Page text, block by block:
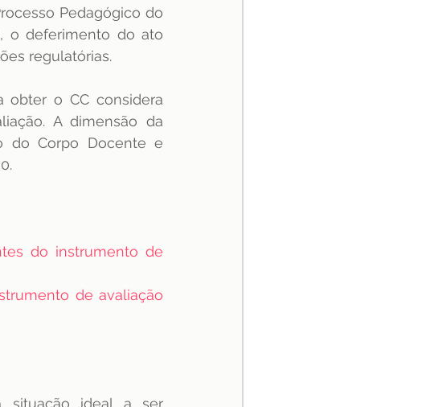
Pedagógico do
o deferimento do ato
regulatórias.
obter o CC considera
A dimensão da
do Corpo Docente e
do instrumento de
de avaliação
situação ideal a ser